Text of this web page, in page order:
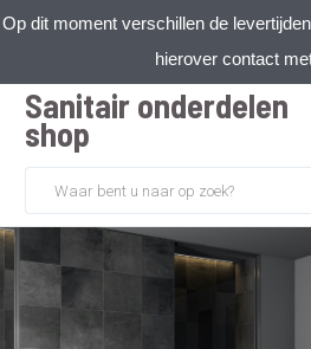
Op dit moment verschillen de
hierover contact
Sanitair onderdelen
shop